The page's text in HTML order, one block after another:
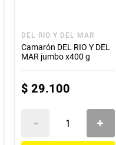
DEL RIO Y DEL MAR
Camarón DEL RIO Y DEL
MAR jumbo x400 g
$ 29.100